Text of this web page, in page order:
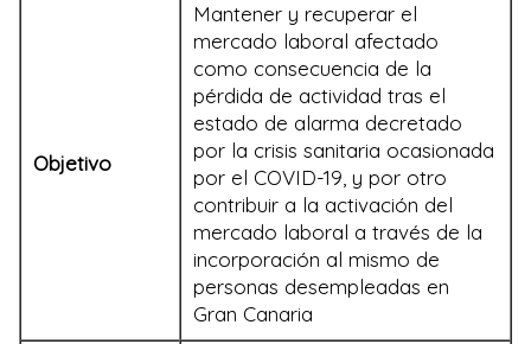
Objetivo
Mantener y recuperar el
mercado laboral afectado
como consecuencia de la
pérdida de actividad tras el
estado de alarma decretado
por la crisis sanitaria ocasionada
por el COVID-19, y por otro
contribuir a la activación del
mercado laboral a través de la
incorporación al mismo de
personas desempleadas en
Gran Canaria